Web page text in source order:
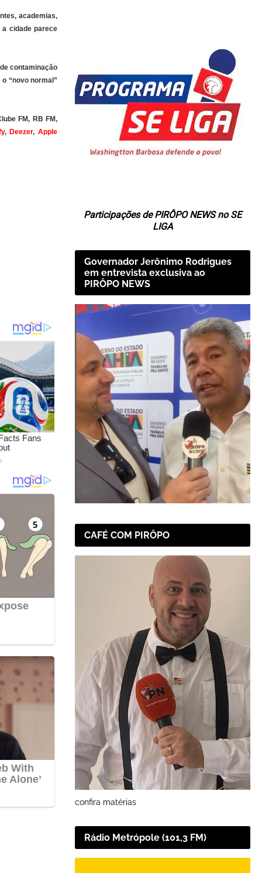
academias,
cidade parece
contaminação
“novo normal”
FM, RB FM,
,Deezer,Apple
Participações de PIRÔPO NEWS no SE
LIGA
Governador Jerônimo Rodrigues
em entrevista exclusiva ao
PIRÔPO NEWS
CAFÉ COM PIRÔPO
confira matérias
Rádio Metrópole (101,3 FM)